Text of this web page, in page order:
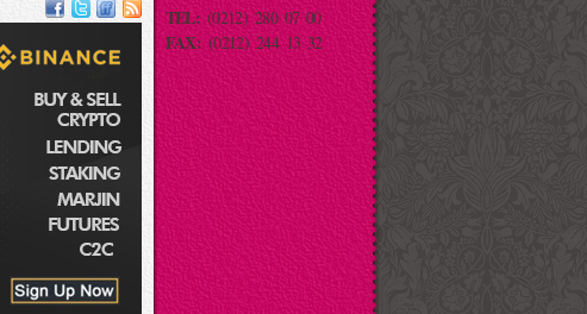
TEL: (0212) 280 07 00
FAX: (0212) 244 13 32